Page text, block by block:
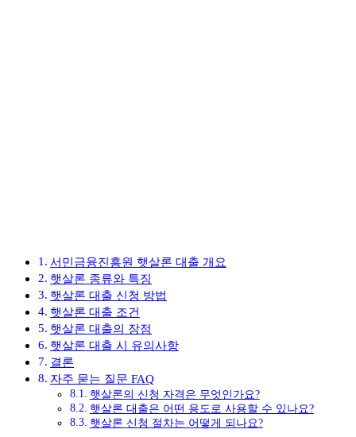
서민금융진흥원 햇살론 대출 개요
햇살론 종류와 특징
햇살론 대출 신청 방법
햇살론 대출 조건
햇살론 대출의 장점
햇살론 대출 시 유의사항
결론
자주 묻는 질문 FAQ
햇살론의 신청 자격은 무엇인가요?
햇살론 대출은 어떤 용도로 사용할 수 있나요?
햇살론 신청 절차는 어떻게 되나요?